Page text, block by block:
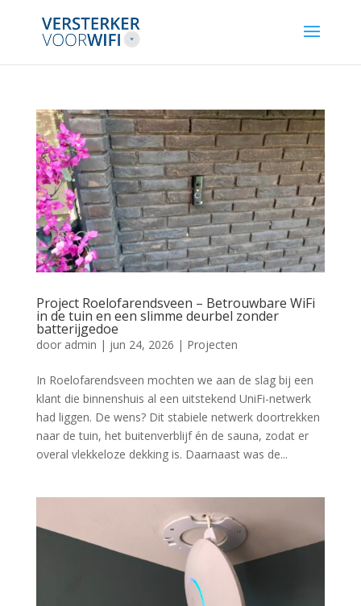
Project Roelofarendsveen – Betrouwbare WiFi
in de tuin en een slimme deurbel zonder
batterijgedoe
door admin | jun 24, 2026 | Projecten
In Roelofarendsveen mochten we aan de slag bij een
klant die binnenshuis al een uitstekend UniFi-netwerk
had liggen. De wens? Dit stabiele netwerk doortrekken
naar de tuin, het buitenverblijf én de sauna, zodat er
overal vlekkeloze dekking is. Daarnaast was de...